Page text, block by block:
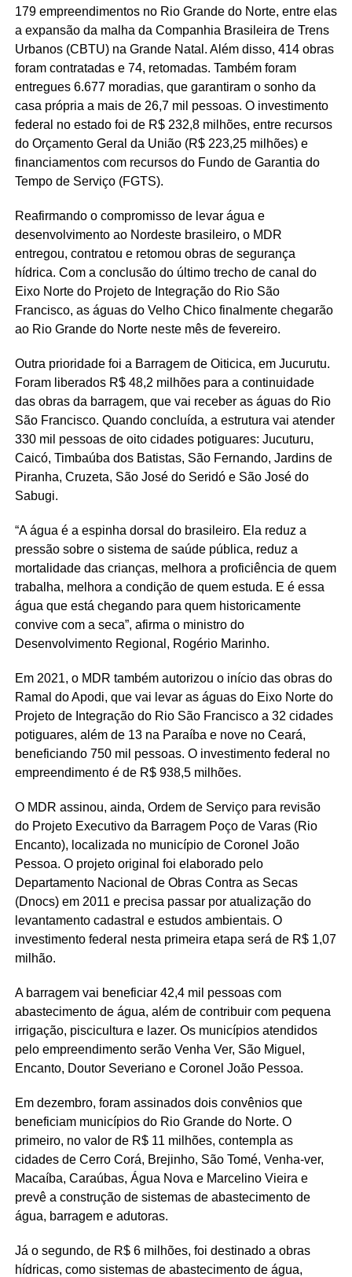
179 empreendimentos no Rio Grande do Norte, entre elas
a expansão da malha da Companhia Brasileira de Trens
Urbanos (CBTU) na Grande Natal. Além disso, 414 obras
foram contratadas e 74, retomadas. Também foram
entregues 6.677 moradias, que garantiram o sonho da
casa própria a mais de 26,7 mil pessoas. O investimento
federal no estado foi de R$ 232,8 milhões, entre recursos
do Orçamento Geral da União (R$ 223,25 milhões) e
financiamentos com recursos do Fundo de Garantia do
Tempo de Serviço (FGTS).
Reafirmando o compromisso de levar água e
desenvolvimento ao Nordeste brasileiro, o MDR
entregou, contratou e retomou obras de segurança
hídrica. Com a conclusão do último trecho de canal do
Eixo Norte do Projeto de Integração do Rio São
Francisco, as águas do Velho Chico finalmente chegarão
ao Rio Grande do Norte neste mês de fevereiro.
Outra prioridade foi a Barragem de Oiticica, em Jucurutu.
Foram liberados R$ 48,2 milhões para a continuidade
das obras da barragem, que vai receber as águas do Rio
São Francisco. Quando concluída, a estrutura vai atender
330 mil pessoas de oito cidades potiguares: Jucuturu,
Caicó, Timbaúba dos Batistas, São Fernando, Jardins de
Piranha, Cruzeta, São José do Seridó e São José do
Sabugi.
“A água é a espinha dorsal do brasileiro. Ela reduz a
pressão sobre o sistema de saúde pública, reduz a
mortalidade das crianças, melhora a proficiência de quem
trabalha, melhora a condição de quem estuda. E é essa
água que está chegando para quem historicamente
convive com a seca”, afirma o ministro do
Desenvolvimento Regional, Rogério Marinho.
Em 2021, o MDR também autorizou o início das obras do
Ramal do Apodi, que vai levar as águas do Eixo Norte do
Projeto de Integração do Rio São Francisco a 32 cidades
potiguares, além de 13 na Paraíba e nove no Ceará,
beneficiando 750 mil pessoas. O investimento federal no
empreendimento é de R$ 938,5 milhões.
O MDR assinou, ainda, Ordem de Serviço para revisão
do Projeto Executivo da Barragem Poço de Varas (Rio
Encanto), localizada no município de Coronel João
Pessoa. O projeto original foi elaborado pelo
Departamento Nacional de Obras Contra as Secas
(Dnocs) em 2011 e precisa passar por atualização do
levantamento cadastral e estudos ambientais. O
investimento federal nesta primeira etapa será de R$ 1,07
milhão.
A barragem vai beneficiar 42,4 mil pessoas com
abastecimento de água, além de contribuir com pequena
irrigação, piscicultura e lazer. Os municípios atendidos
pelo empreendimento serão Venha Ver, São Miguel,
Encanto, Doutor Severiano e Coronel João Pessoa.
Em dezembro, foram assinados dois convênios que
beneficiam municípios do Rio Grande do Norte. O
primeiro, no valor de R$ 11 milhões, contempla as
cidades de Cerro Corá, Brejinho, São Tomé, Venha-ver,
Macaíba, Caraúbas, Água Nova e Marcelino Vieira e
prevê a construção de sistemas de abastecimento de
água, barragem e adutoras.
Já o segundo, de R$ 6 milhões, foi destinado a obras
hídricas, como sistemas de abastecimento de água,